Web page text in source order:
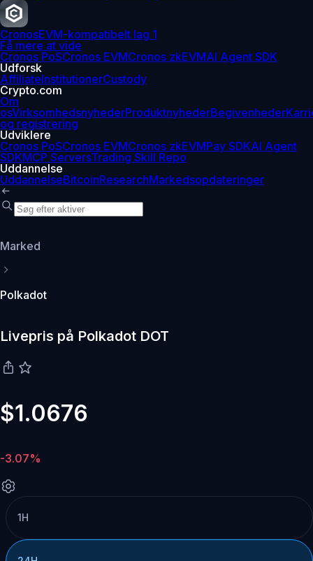
CronosEVM-kompatibelt lag 1
Få mere at vide
Cronos PoSCronos EVMCronos zkEVMAI Agent SDK
Udforsk
AffiliateInstitutionerCustody
Crypto.com
Om
osVirksomhedsnyhederProduktnyhederBegivenheder
og registrering
Udviklere
Cronos PoSCronos EVMCronos zkEVMPay SDKAI Agent
SDKMCP ServersTrading Skill Repo
Uddannelse
UddannelseBitcoinResearchMarkedsopdateringer
Marked
Polkadot
Livepris på Polkadot DOT
$1.0676
-3.07%
1H